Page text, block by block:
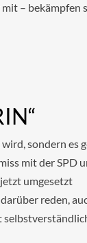
– bekämpfen
sondern es
mit der SPD
umgesetzt
reden,